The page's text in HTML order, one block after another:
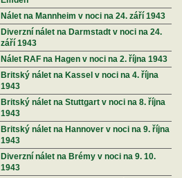
Nálet na Mannheim v noci na 24. září 1943
Diverzní nálet na Darmstadt v noci na 24.
září 1943
Nálet RAF na Hagen v noci na 2. října 1943
Britský nálet na Kassel v noci na 4. října
1943
Britský nálet na Stuttgart v noci na 8. října
1943
Britský nálet na Hannover v noci na 9. října
1943
Diverzní nálet na Brémy v noci na 9. 10.
1943